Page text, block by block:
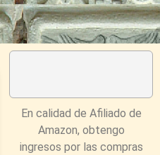
En calidad de Afiliado de
Amazon, obtengo
ingresos por las compras